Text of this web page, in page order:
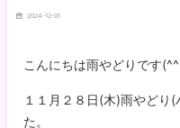
2024-12-01
こんにちは雨やどりです
１１月２８日(木)雨やどり
た。